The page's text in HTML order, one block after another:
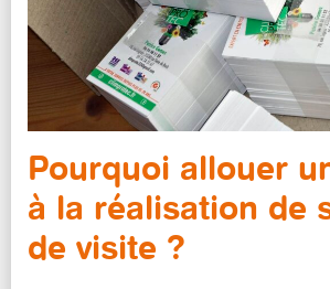
Pourquoi allouer
à la réalisation de
de visite ?